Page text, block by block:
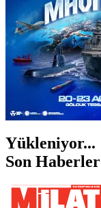
Yükleniyor...
Son Haberler